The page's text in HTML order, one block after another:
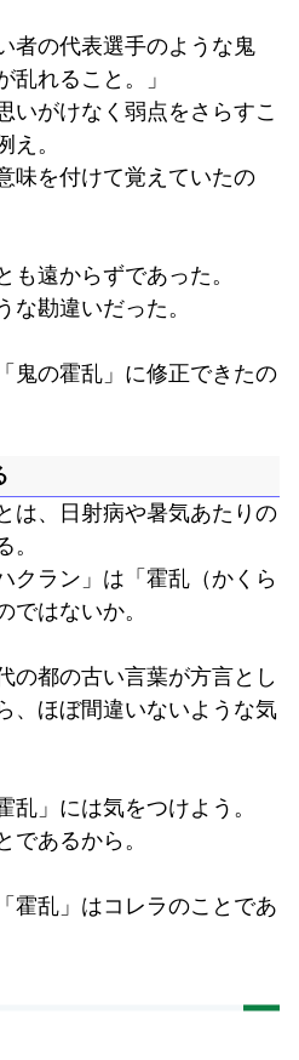
者の代表選手のような鬼
乱れること。」
いがけなく弱点をさらすこ
え。
味を付けて覚えていたの
も遠からずであった。
な勘違いだった。
鬼の霍乱」に修正できたの
は、日射病や暑気あたりの
。
クラン」は「霍乱（かくら
ではないか。
の都の古い言葉が方言とし
、ほぼ間違いないような気
乱」には気をつけよう。
であるから。
霍乱」はコレラのことであ